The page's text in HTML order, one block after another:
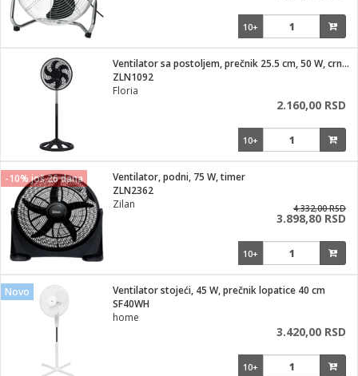
10+
Ventilator sa postoljem, prečnik 25.5 cm, 50 W, crne boje
ZLN1092
Floria
2.160,00 RSD
10+
-10% još 26 dana
Ventilator, podni, 75 W, timer
ZLN2362
Zilan
4.332,00 RSD
3.898,80 RSD
10+
Novo
Ventilator stojeći, 45 W, prečnik lopatice 40 cm
SF40WH
home
3.420,00 RSD
10+